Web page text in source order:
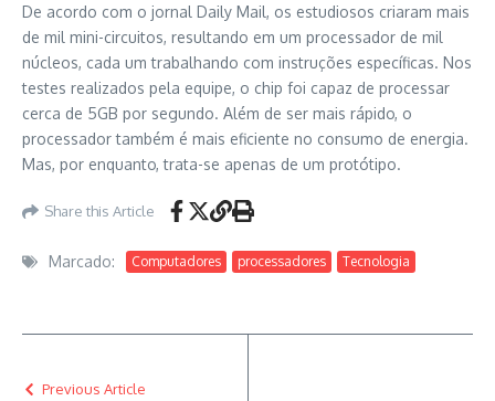
De acordo com o jornal Daily Mail, os estudiosos criaram mais
de mil mini-circuitos, resultando em um processador de mil
núcleos, cada um trabalhando com instruções específicas. Nos
testes realizados pela equipe, o chip foi capaz de processar
cerca de 5GB por segundo. Além de ser mais rápido, o
processador também é mais eficiente no consumo de energia.
Mas, por enquanto, trata-se apenas de um protótipo.
Share this Article
Marcado: Computadores processadores Tecnologia
Previous Article